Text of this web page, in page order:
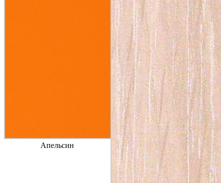
Апельсин